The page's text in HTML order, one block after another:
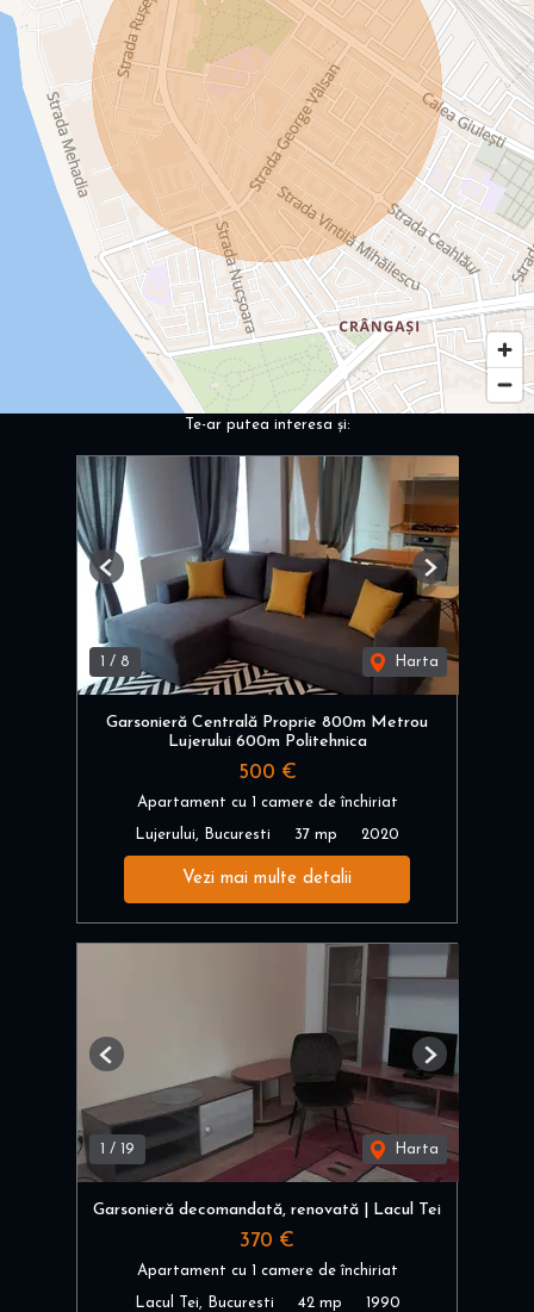
Te-ar putea interesa și:
/ 8 Harta
Previous Next
Garsonieră Centrală Proprie 800m Metrou
Lujerului 600m Politehnica
500 €
Apartament cu 1 camere de închiriat
Lujerului, Bucuresti 37 mp 2020
Vezi mai multe detalii
1 / 19 Harta
Previous Next
Garsonieră decomandată, renovată | Lacul Tei
370 €
Apartament cu 1 camere de închiriat
Lacul Tei, Bucuresti 42 mp 1990